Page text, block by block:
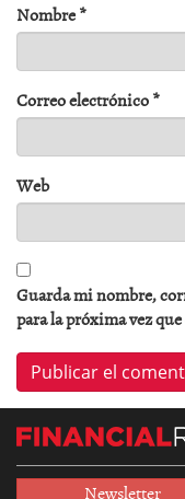
Nombre*
Correo electrónico*
Web
Guarda mi nombre,
para la próxima vez
Newsletter